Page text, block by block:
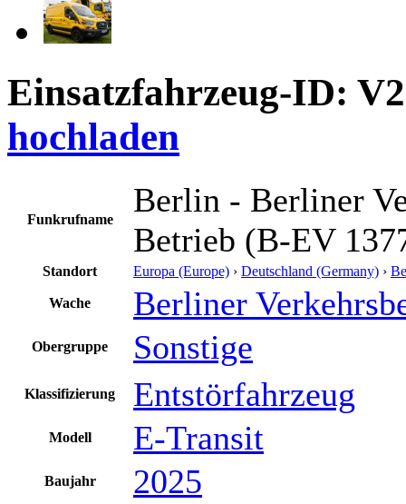
Einsatzfahrzeug-ID:
hochladen
Funkrufname
Berlin - Berliner
Betrieb (B-EV
Standort Europa (Europe) › Deutschland (Germany) ›
Wache Berliner
Obergruppe Sonstige
Klassifizierung Entstörfahrzeug
Modell E-Transit
Baujahr 2025